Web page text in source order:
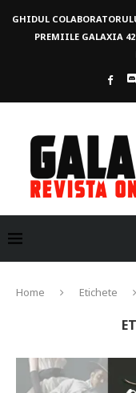
GHIDUL
PREMIILE GALAXIA 42
Home Etichete